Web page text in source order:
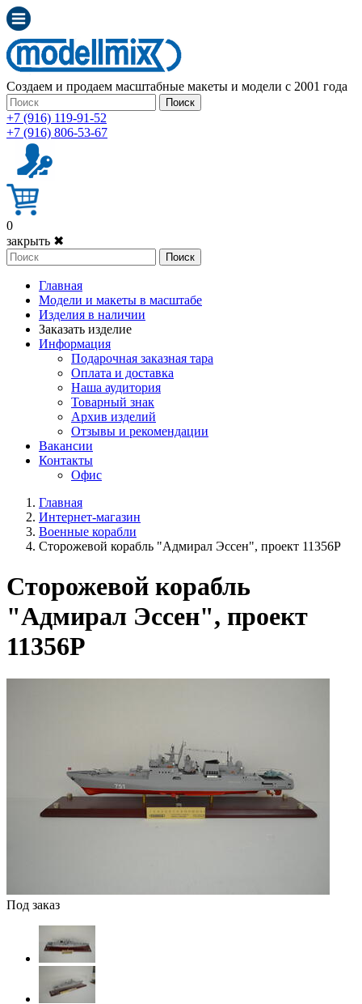
Создаем и продаем масштабные макеты и модели с 2001 года
Поиск
+7 (916) 119-91-52
+7 (916) 806-53-67
0
закрыть ✖
Поиск
Главная
Модели и макеты в масштабе
Изделия в наличии
Заказать изделие
Информация
Подарочная заказная тара
Оплата и доставка
Наша аудитория
Товарный знак
Архив изделий
Отзывы и рекомендации
Вакансии
Контакты
Офис
Главная
Интернет-магазин
Военные корабли
Сторожевой корабль "Адмирал Эссен", проект 11356Р
Сторожевой корабль
"Адмирал Эссен", проект
11356Р
Под заказ